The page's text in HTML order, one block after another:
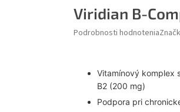
Viridian B-
Podrobnosti hodnotenia
Vitamínový komplex
B2 (200 mg)
Podpora pri